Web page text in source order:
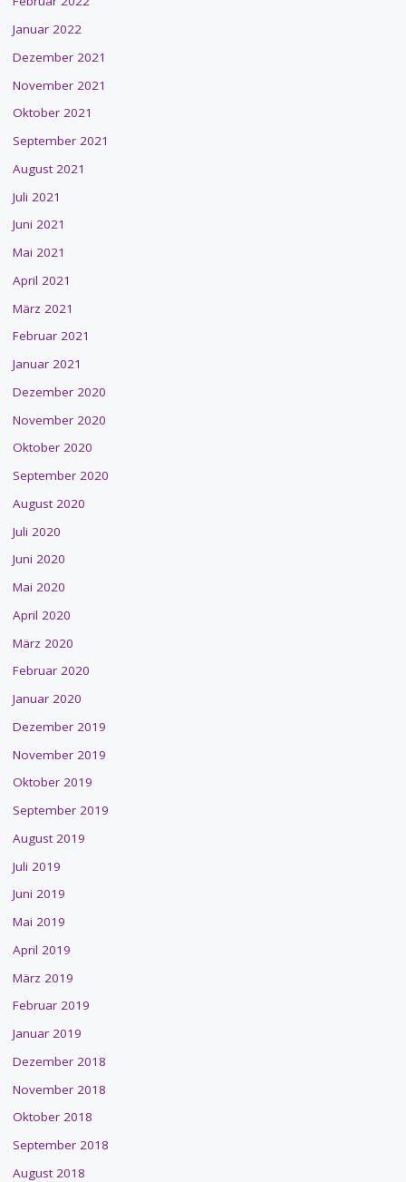
Januar 2022
Dezember 2021
November 2021
Oktober 2021
September 2021
August 2021
Juli 2021
Juni 2021
Mai 2021
April 2021
März 2021
Februar 2021
Januar 2021
Dezember 2020
November 2020
Oktober 2020
September 2020
August 2020
Juli 2020
Juni 2020
Mai 2020
April 2020
März 2020
Februar 2020
Januar 2020
Dezember 2019
November 2019
Oktober 2019
September 2019
August 2019
Juli 2019
Juni 2019
Mai 2019
April 2019
März 2019
Februar 2019
Januar 2019
Dezember 2018
November 2018
Oktober 2018
September 2018
August 2018